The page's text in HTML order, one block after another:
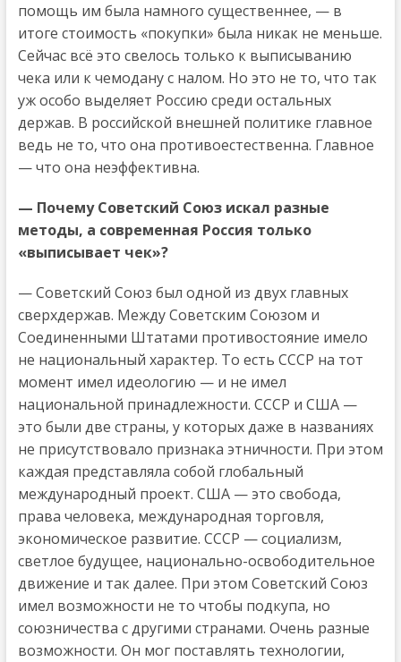
помощь им была намного существеннее, — в
итоге стоимость «покупки» была никак не меньше.
Сейчас всё это свелось только к выписыванию
чека или к чемодану с налом. Но это не то, что так
уж особо выделяет Россию среди остальных
держав. В российской внешней политике главное
ведь не то, что она противоестественна. Главное
— что она неэффективна.
— Почему Советский Союз искал разные
методы, а современная Россия только
«выписывает чек»?
— Советский Союз был одной из двух главных
сверхдержав. Между Советским Союзом и
Соединенными Штатами противостояние имело
не национальный характер. То есть СССР на тот
момент имел идеологию — и не имел
национальной принадлежности. СССР и США —
это были две страны, у которых даже в названиях
не присутствовало признака этничности. При этом
каждая представляла собой глобальный
международный проект. США — это свобода,
права человека, международная торговля,
экономическое развитие. СССР — социализм,
светлое будущее, национально-освободительное
движение и так далее. При этом Советский Союз
имел возможности не то чтобы подкупа, но
союзничества с другими странами. Очень разные
возможности. Он мог поставлять технологии,